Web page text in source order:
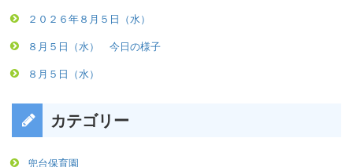
２０２６年８月５日（水）
８月５日（水） 今日の様子
８月５日（水）
カテゴリー
兜台保育園